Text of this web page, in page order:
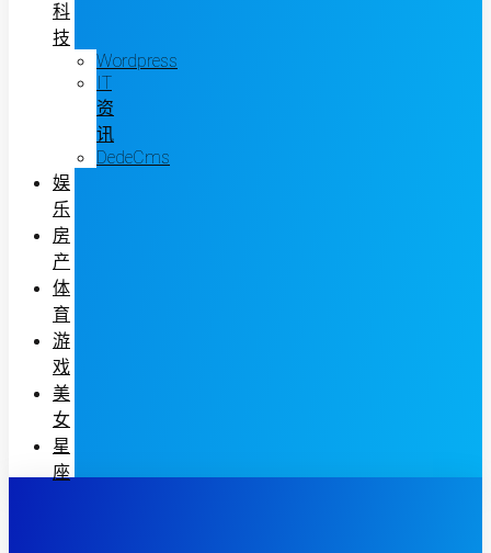
科
技
Wordpress
IT
资
讯
DedeCms
娱
乐
房
产
体
育
游
戏
美
女
星
座